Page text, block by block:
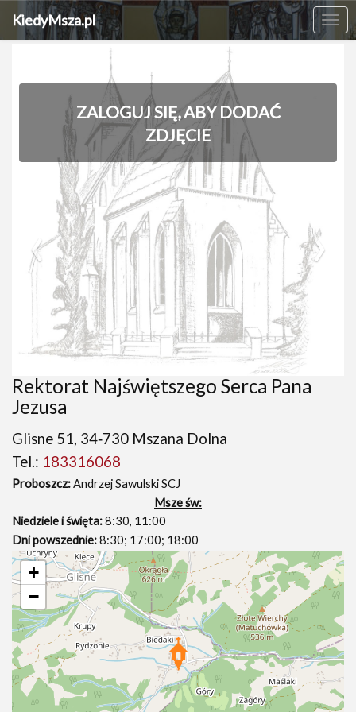
KiedyMsza.pl
ZALOGUJ SIĘ, ABY DODAĆ
ZDJĘCIE
‹ ›
Rektorat Najświętszego Serca Pana
Jezusa
Glisne 51, 34‑730 Mszana Dolna
Tel.: 183316068
Proboszcz:Andrzej Sawulski SCJ
Msze św:
Niedziele i święta:8:30, 11:00
Dni powszednie:8:30; 17:00; 18:00
+
−